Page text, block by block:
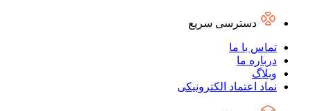
دسترسی سریع
تماس با ما
درباره ما
وبلاگ
نماد اعتماد الکترونیکی